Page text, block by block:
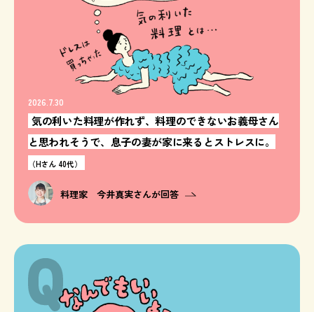
2026.7.30
気の利いた料理が作れず、料理のできないお義母さん
と思われそうで、息子の妻が家に来るとストレスに。
（Hさん 40代）
料理家 今井真実さんが回答